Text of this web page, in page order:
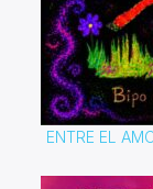
ENTRE EL